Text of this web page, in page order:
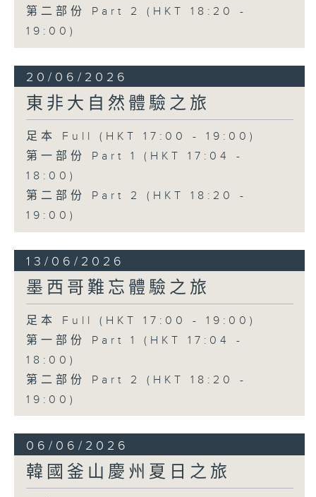
第二部份 Part 2 (HKT 18:20 -
19:00)
20/06/2026
東非大自然體驗之旅
足本 Full (HKT 17:00 - 19:00)
第一部份 Part 1 (HKT 17:04 -
18:00)
第二部份 Part 2 (HKT 18:20 -
19:00)
13/06/2026
墨西哥難忘體驗之旅
足本 Full (HKT 17:00 - 19:00)
第一部份 Part 1 (HKT 17:04 -
18:00)
第二部份 Part 2 (HKT 18:20 -
19:00)
06/06/2026
韓國釜山慶州夏日之旅